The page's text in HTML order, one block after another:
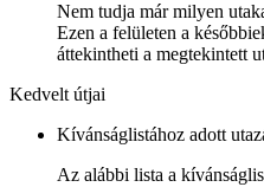
Nem tudja már milyen
Ezen a felületen a
áttekintheti a megtekintett
Kedvelt útjai
Kívánságlistához adott
Az alábbi lista a